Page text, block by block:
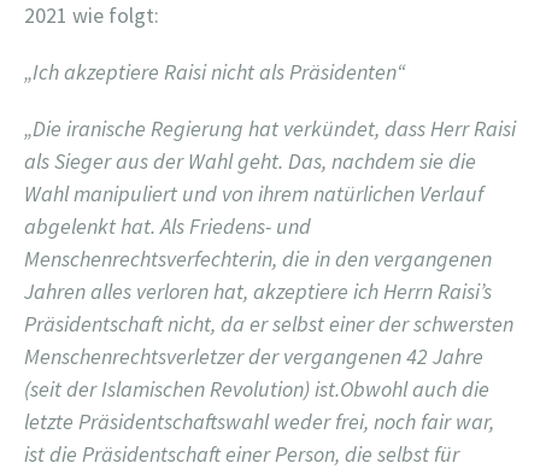
2021 wie folgt:
„Ich akzeptiere Raisi nicht als Präsidenten“
„Die iranische Regierung hat verkündet, dass Herr Raisi
als Sieger aus der Wahl geht. Das, nachdem sie die
Wahl manipuliert und von ihrem natürlichen Verlauf
abgelenkt hat. Als Friedens- und
Menschenrechtsverfechterin, die in den vergangenen
Jahren alles verloren hat, akzeptiere ich Herrn Raisi’s
Präsidentschaft nicht, da er selbst einer der schwersten
Menschenrechtsverletzer der vergangenen 42 Jahre
(seit der Islamischen Revolution) ist.Obwohl auch die
letzte Präsidentschaftswahl weder frei, noch fair war,
ist die Präsidentschaft einer Person, die selbst für